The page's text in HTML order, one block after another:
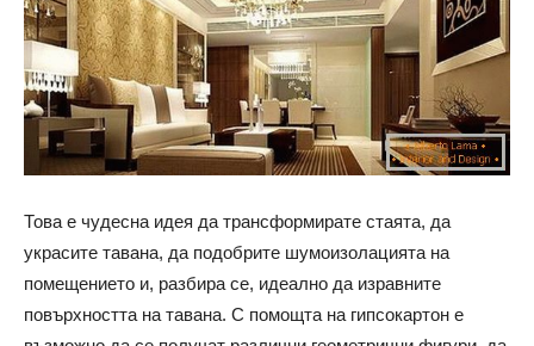
Това е чудесна идея да трансформирате стаята, да
украсите тавана, да подобрите шумоизолацията на
помещението и, разбира се, идеално да изравните
повърхността на тавана. С помощта на гипсокартон е